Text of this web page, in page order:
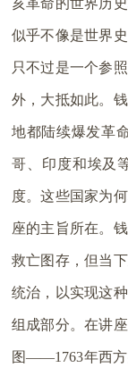
亥革命的世界历
似乎不像是世界
只不过是一个参
外，大抵如此。
地都陆续爆发革
哥、印度和埃及
度。这些国家为
座的主旨所在。
救亡图存，但当
统治，以实现这
组成部分。在讲
图——1763年西方